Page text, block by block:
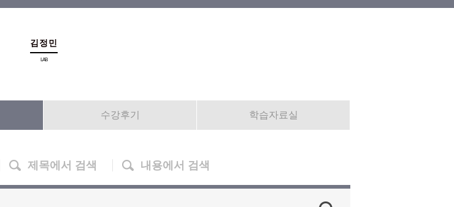
김정민
LAB
수강후기 학습자료실
제목에서 검색 내용에서 검색